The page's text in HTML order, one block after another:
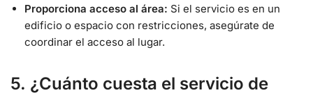
Proporciona acceso al área: Si el servicio es en un
edificio o espacio con restricciones, asegúrate de
coordinar el acceso al lugar.
5. ¿Cuánto cuesta el servicio de